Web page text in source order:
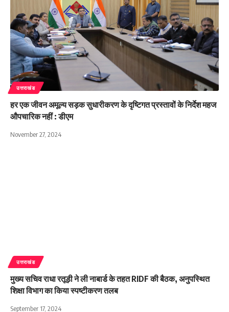
उत्तराखंड
हर एक जीवन अमूल्य सड़क सुधारीकरण के दृष्टिगत प्रस्तावों के निर्देश महज
औपचारिक नहीं : डीएम
November 27, 2024
उत्तराखंड
मुख्य सचिव राधा रतूड़ी ने ली नाबार्ड के तहत RIDF की बैठक, अनुपस्थित
शिक्षा विभाग का किया स्पष्टीकरण तलब
September 17, 2024